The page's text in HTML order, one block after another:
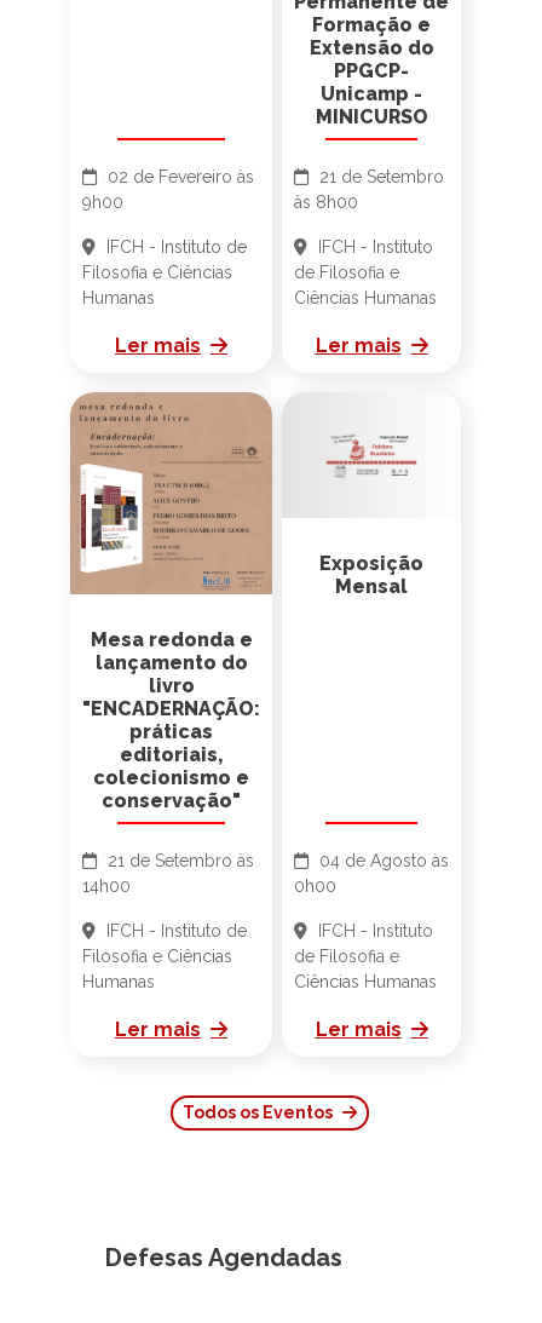
02 de Fevereiro às
9h00
IFCH - Instituto de
Filosofia e Ciências
Humanas
Ler mais
Formação e
Extensão do
PPGCP-
Unicamp -
MINICURSO
21 de Setembro
às 8h00
IFCH - Instituto
de Filosofia e
Ciências Humanas
Ler mais
Mesa redonda e
lançamento do
livro
"ENCADERNAÇÃO:
práticas
editoriais,
colecionismo e
conservação"
21 de Setembro às
14h00
IFCH - Instituto de
Filosofia e Ciências
Humanas
Ler mais
Exposição
Mensal
04 de Agosto às
0h00
IFCH - Instituto
de Filosofia e
Ciências Humanas
Ler mais
Todos os Eventos
Defesas Agendadas